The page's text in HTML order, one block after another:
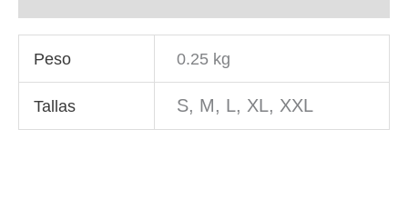
Peso 0.25 kg
Tallas S, M, L, XL, XXL